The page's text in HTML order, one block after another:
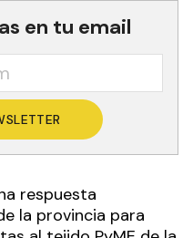
en tu email
respuesta
la provincia para